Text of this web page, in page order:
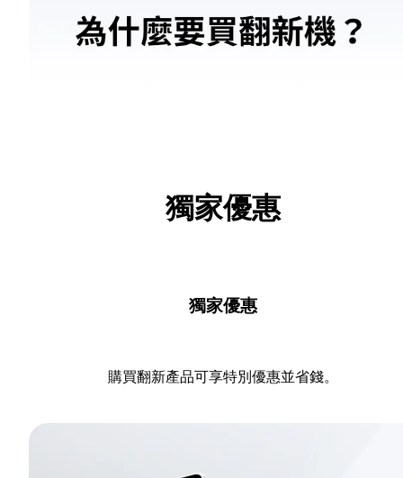
獨家優惠
獨家優惠
購買翻新產品可享特別優惠並省錢。